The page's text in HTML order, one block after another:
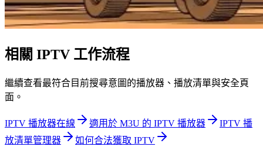
相關 IPTV 工作流程
繼續查看最符合目前搜尋意圖的播放器、播放清單與安全頁
面。
IPTV 播放器在線 適用於 M3U 的 IPTV 播放器
IPTV 播
放清單管理器
如何合法獲取 IPTV